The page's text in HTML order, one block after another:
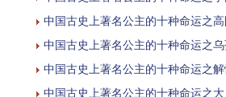
中国古史上著名公主的十种命运之
中国古史上著名公主的十种命运之
中国古史上著名公主的十种命运之
中国古史上著名公主的十种命运之